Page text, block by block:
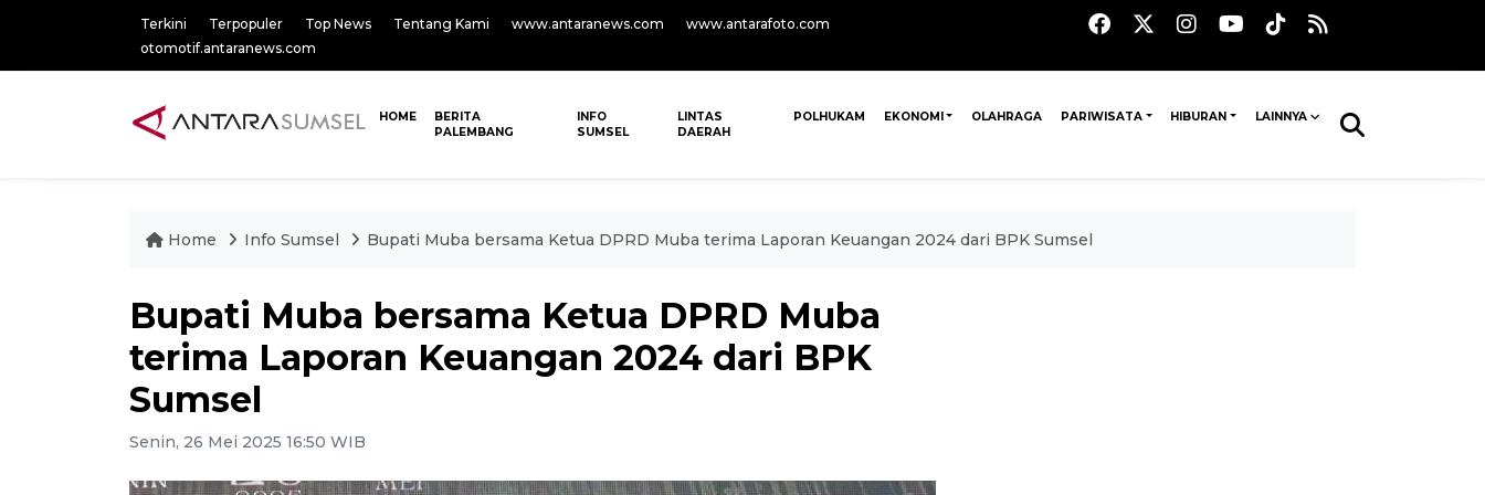
Terkini Terpopuler Top News Tentang Kami www.antaranews.com
www.antarafoto.com
otomotif.antaranews.com
HOME
BERITA
PALEMBANG
INFO
SUMSEL
LINTAS
DAERAH
POLHUKAM EKONOMI OLAHRAGA PARIWISATA HIBURAN LAINNYA
Home Info Sumsel Bupati Muba bersama Ketua DPRD Muba terima Laporan Keuangan 2024 dari BPK Sumsel
Bupati Muba bersama Ketua DPRD Muba
terima Laporan Keuangan 2024 dari BPK
Sumsel
Senin, 26 Mei 2025 16:50 WIB